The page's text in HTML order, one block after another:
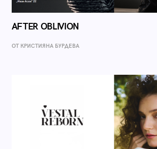
AFTER OBLIVION
ОТ КРИСТИЯНА БУРДЕВА